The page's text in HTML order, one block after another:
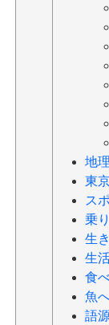
地
東
ス
乗
生
生
食
魚
語